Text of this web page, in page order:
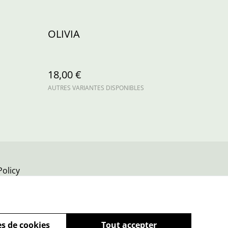
OLIVIA
18,00 €
AUTRES VARIANTES DISPONIBLES
Tout accepter
de cookies